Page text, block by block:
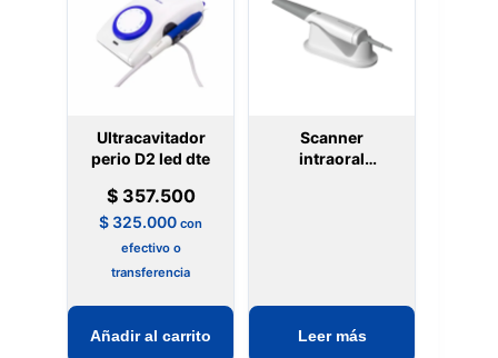
Ultracavitador
perio D2 led dte
$357.500
$ 325.000 con
efectivo o
transferencia
Añadir al carrito
Scanner
intraoral
Leer más